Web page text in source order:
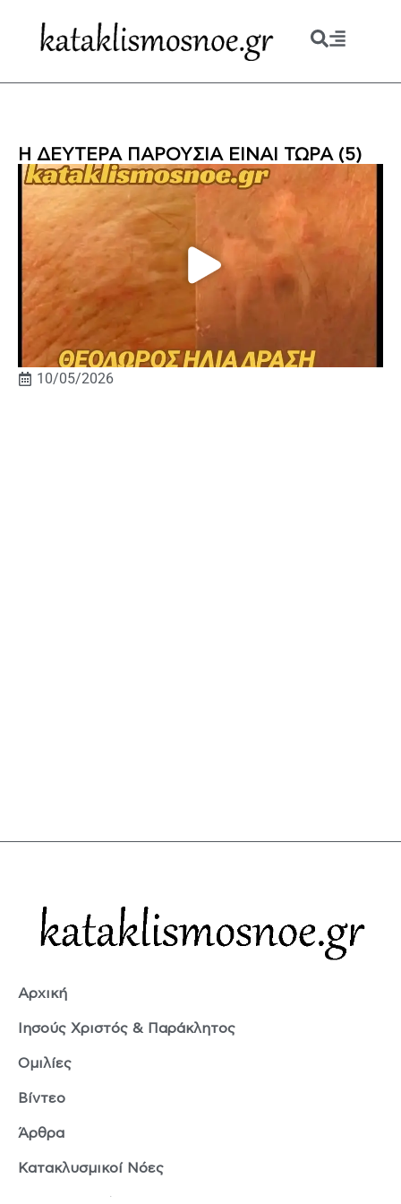
Η ΔΕΥΤΕΡΑ ΠΑΡΟΥΣΙΑ ΕΙΝΑΙ ΤΩΡΑ (5)
10/05/2026
Αρχική
Ιησούς Χριστός & Παράκλητος
Ομιλίες
Βίντεο
Άρθρα
Κατακλυσμικοί Νόες